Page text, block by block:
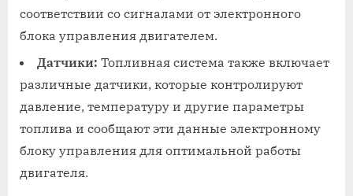
соответствии со сигналами от электронного
блока управления двигателем.
Датчики: Топливная система также включает
различные датчики, которые контролируют
давление, температуру и другие параметры
топлива и сообщают эти данные электронному
блоку управления для оптимальной работы
двигателя.